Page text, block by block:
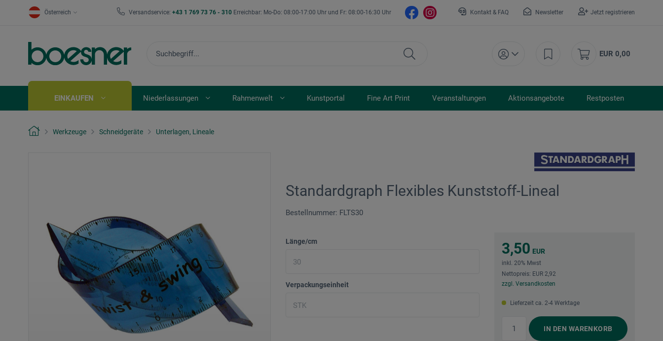
Österreich Versandservice: +43 1 769 73 76 - 310 Erreichbar: Mo-Do: 08:00-17:00 Uhr und Fr: 08:00-16:30 Uhr Kontakt & FAQ Newsletter Jetzt registrieren
EUR 0,00
EINKAUFEN Niederlassungen Rahmenwelt Kunstportal Fine Art Print Veranstaltungen Aktionsangebote Restposten
Werkzeuge Schneidgeräte Unterlagen, Lineale
Standardgraph Flexibles Kunststoff-Lineal
Bestellnummer: FLTS30
Länge/cm
Verpackungseinheit
3,50 EUR
inkl. 20% Mwst
Nettopreis: EUR 2,92
zzgl. Versandkosten
Lieferzeit ca. 2-4 Werktage
IN DEN WARENKORB